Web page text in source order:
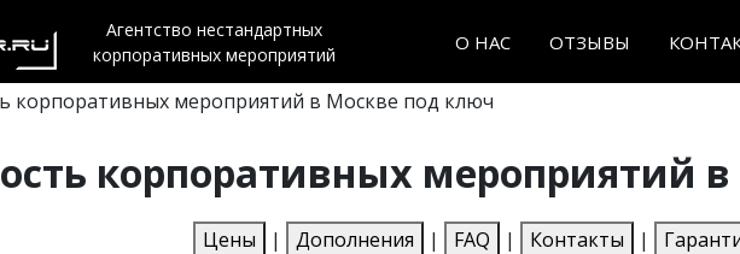
Агентство нестандартных
корпоративных мероприятий
О НАС ОТЗЫВЫ
корпоративных мероприятий в Москве под ключ
корпоративных мероприятий
Цены | Дополнения | FAQ | Контакты |